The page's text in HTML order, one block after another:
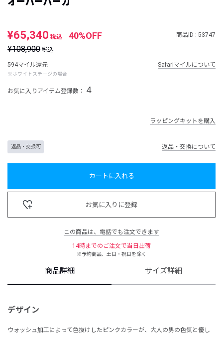
¥65,340 税込 40%OFF 商品ID : 53747
¥108,900 税込
594マイル還元
※ホワイトステージの場合
Safariマイルについて
お気に入りアイテム登録数： 4
ラッピングキットを購入
返品・交換可 返品・交換について
カートに入れる
お気に入りに登録
この商品は、電話でも注文できます
14時までのご注文で当日出荷
※予約商品、土日・祝日を除く
商品詳細 サイズ詳細
デザイン
ウォッシュ加工によって色抜けしたピンクカラーが、大人の男の色気と優し